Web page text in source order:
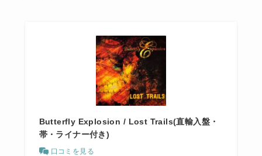
Butterfly Explosion / Lost Trails(直輸入盤・
帯・ライナー付き)
口コミを見る